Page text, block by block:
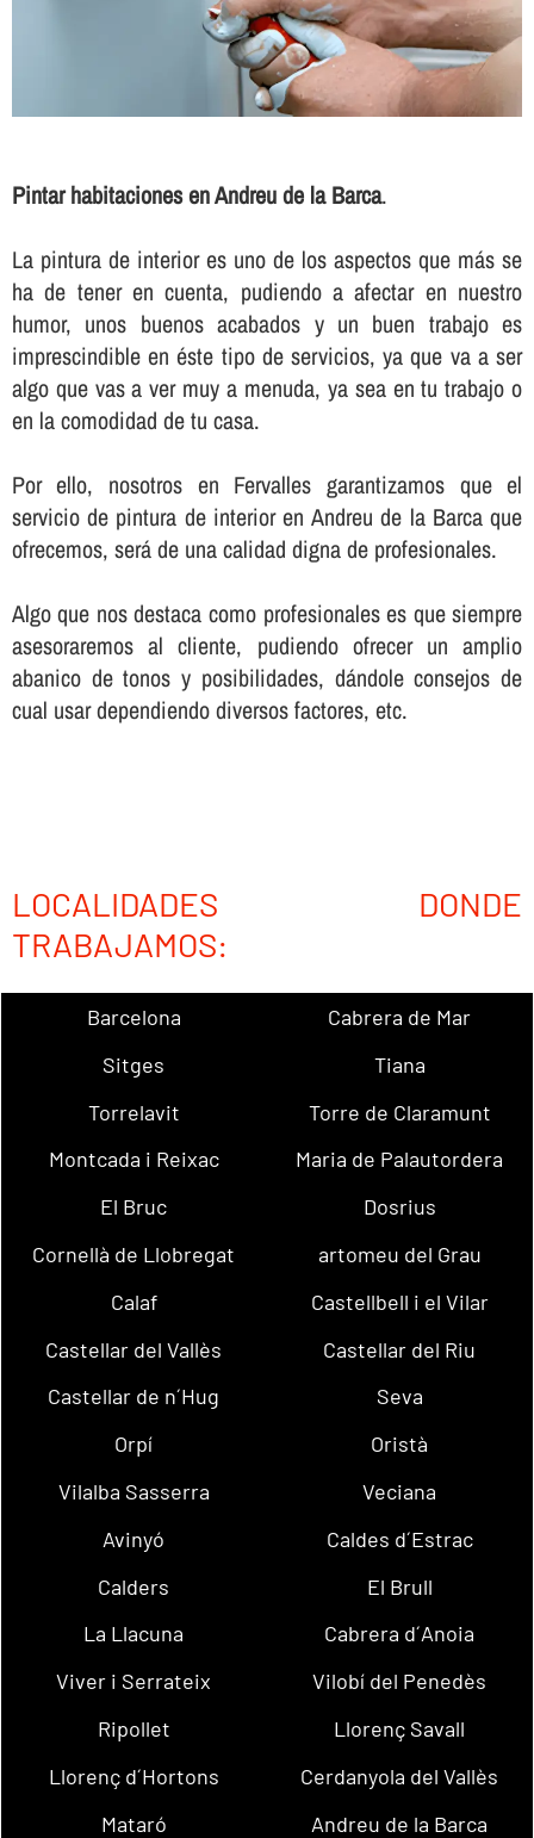
Pintar habitaciones en Andreu de la Barca.
La pintura de interior es uno de los aspectos que más se
ha de tener en cuenta, pudiendo a afectar en nuestro
humor, unos buenos acabados y un buen trabajo es
imprescindible en éste tipo de servicios, ya que va a ser
algo que vas a ver muy a menuda, ya sea en tu trabajo o
en la comodidad de tu casa.
Por ello, nosotros en Fervalles garantizamos que el
servicio de pintura de interior en Andreu de la Barca que
ofrecemos, será de una calidad digna de profesionales.
Algo que nos destaca como profesionales es que siempre
asesoraremos al cliente, pudiendo ofrecer un amplio
abanico de tonos y posibilidades, dándole consejos de
cual usar dependiendo diversos factores, etc.
LOCALIDADES DONDE
TRABAJAMOS:
Barcelona
Cabrera de Mar
Sitges
Tiana
Torrelavit
Torre de Claramunt
Montcada i Reixac
Maria de Palautordera
El Bruc
Dosrius
Cornellà de Llobregat
artomeu del Grau
Calaf
Castellbell i el Vilar
Castellar del Vallès
Castellar del Riu
Castellar de n´Hug
Seva
Orpí
Oristà
Vilalba Sasserra
Veciana
Avinyó
Caldes d´Estrac
Calders
El Brull
La Llacuna
Cabrera d´Anoia
Viver i Serrateix
Vilobí del Penedès
Ripollet
Llorenç Savall
Llorenç d´Hortons
Cerdanyola del Vallès
Mataró
Andreu de la Barca